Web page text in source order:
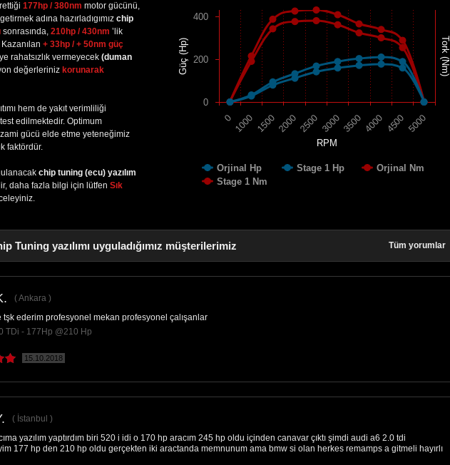
177hp / 380nm motor gücünü,
adına hazırladıgımız chip
sonrasında, 210hp / 430nm ’lik
+ 33hp / + 50nm güç
rahatsızlık vermeyecek (duman
değerleriniz korunarak
hem de yakıt verimliliği
edilmektedir. Optimum
gücü elde etme yeteneğimiz
faktördür.
chip tuning (ecu) yazılım
daha fazla bilgi için lütfen Sık
RPM
Güç (Hp) Tork (Nm)
Orjinal Hp Stage 1 Hp
Orjinal Nm
Stage 1 Nm
0 1000 150020002500 30003500 4000 4500 5000
0
200
400
Tuning yazılımı uyguladığımız müşterilerimiz Tüm yorumlar
Ankara
tşk ederim profesyonel mekan profesyonel çalışanlar
TDi - 177Hp @210 Hp
15.10.2018
İstanbul
yazılım yaptırdım biri 520 i idi o 170 hp aracım 245 hp oldu içinden canavar çıktı şimdi audi a6 2.0 tdi
177 hp den 210 hp oldu gerçekten iki aractanda memnunum ama bmw si olan herkes remamps a gitmeli hayırlı